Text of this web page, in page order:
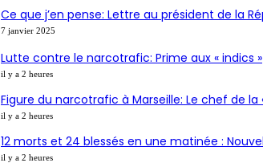
Ce que j’en pense: Lettre au président de la
7 janvier 2025
Lutte contre le narcotrafic: Prime aux « indics »
il y a 2 heures
Figure du narcotrafic à Marseille: Le chef de la
il y a 2 heures
12 morts et 24 blessés en une matinée :
il y a 2 heures